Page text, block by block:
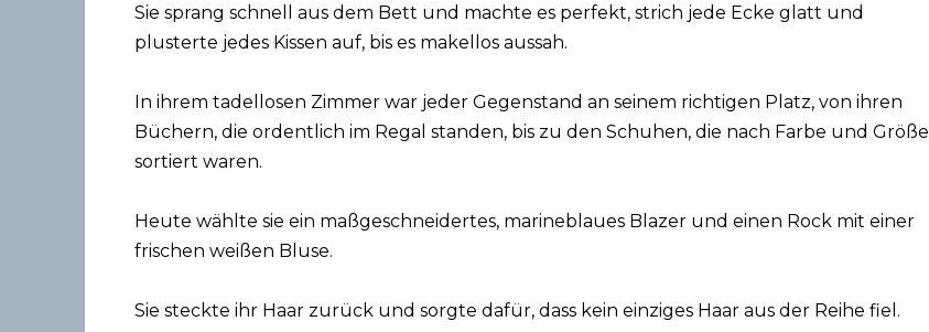
Sie sprang schnell aus dem Bett und machte es perfekt, strich jede Ecke glatt und
plusterte jedes Kissen auf, bis es makellos aussah.
In ihrem tadellosen Zimmer war jeder Gegenstand an seinem richtigen Platz, von ihren
Büchern, die ordentlich im Regal standen, bis zu den Schuhen, die nach Farbe und Größe
sortiert waren.
Heute wählte sie ein maßgeschneidertes, marineblaues Blazer und einen Rock mit einer
frischen weißen Bluse.
Sie steckte ihr Haar zurück und sorgte dafür, dass kein einziges Haar aus der Reihe fiel.